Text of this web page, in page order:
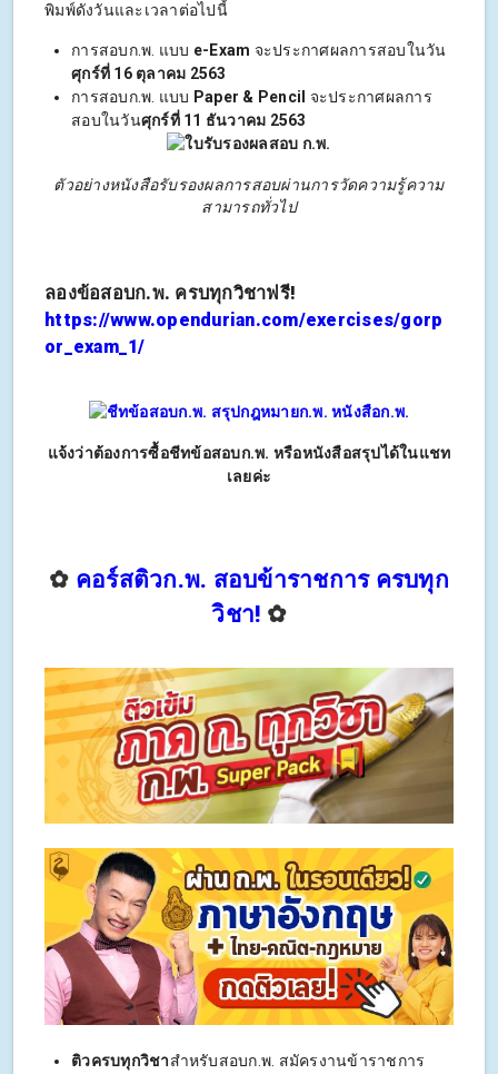
พิมพ์ดังวันและเวลาต่อไปนี้
การสอบก.พ. แบบ e-Exam จะประกาศผลการสอบในวัน
ศุกร์ที่ 16 ตุลาคม 2563
การสอบก.พ. แบบ Paper & Pencil จะประกาศผลการ
สอบในวันศุกร์ที่ 11 ธันวาคม 2563
ตัวอย่างหนังสือรับรองผลการสอบผ่านการวัดความรู้ความ
สามารถทั่วไป
ลองข้อสอบก.พ. ครบทุกวิชาฟรี!
https://www.opendurian.com/exercises/gorp
or_exam_1/
แจ้งว่าต้องการซื้อชีทข้อสอบก.พ. หรือหนังสือสรุปได้ในแชท
เลยค่ะ
✿ คอร์สติวก.พ. สอบข้าราชการ ครบทุก
วิชา! ✿
ติวครบทุกวิชาสำหรับสอบก.พ. สมัครงานข้าราชการ